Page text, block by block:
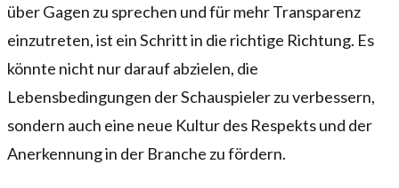
über Gagen zu sprechen und für mehr Transparenz
einzutreten, ist ein Schritt in die richtige Richtung. Es
könnte nicht nur darauf abzielen, die
Lebensbedingungen der Schauspieler zu verbessern,
sondern auch eine neue Kultur des Respekts und der
Anerkennung in der Branche zu fördern.